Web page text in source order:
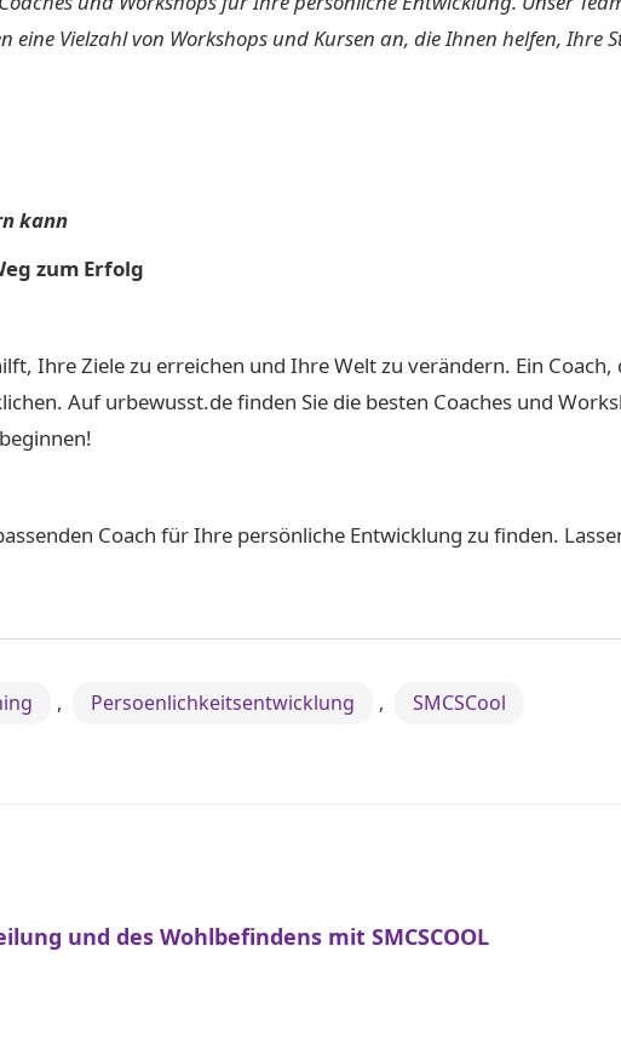
eine Vielzahl von Workshops und Kursen an, die Ihnen helfen,
kann
zum Erfolg
Ihre Ziele zu erreichen und Ihre Welt zu verändern. Ein
Auf urbewusst.de finden Sie die besten Coaches und
Coach für Ihre persönliche Entwicklung zu finden.
, Persoenlichkeitsentwicklung , SMCSCool
und des Wohlbefindens mit SMCSCOOL